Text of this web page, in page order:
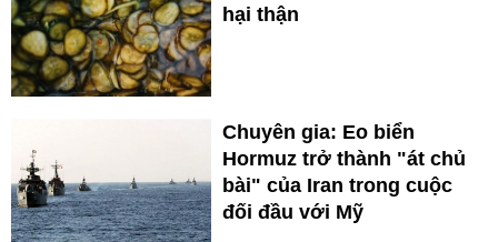
hại thận
Chuyên gia: Eo biển
Hormuz trở thành "át chủ
bài" của Iran trong cuộc
đối đầu với Mỹ